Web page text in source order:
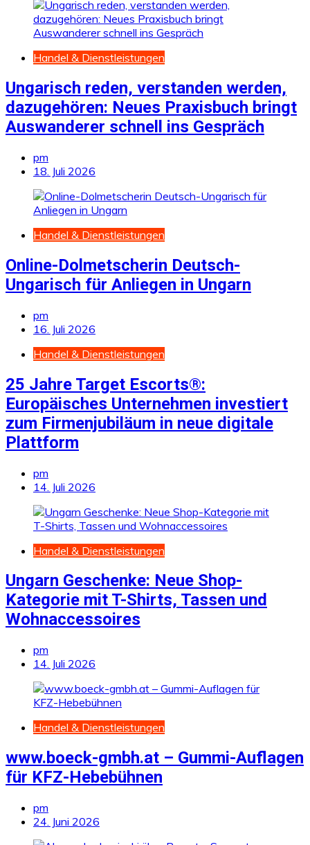
Handel & Dienstleistungen
Ungarisch reden, verstanden werden,
dazugehören: Neues Praxisbuch bringt
Auswanderer schnell ins Gespräch
pm
18. Juli 2026
Handel & Dienstleistungen
Online-Dolmetscherin Deutsch-
Ungarisch für Anliegen in Ungarn
pm
16. Juli 2026
Handel & Dienstleistungen
25 Jahre Target Escorts®:
Europäisches Unternehmen investiert
zum Firmenjubiläum in neue digitale
Plattform
pm
14. Juli 2026
Handel & Dienstleistungen
Ungarn Geschenke: Neue Shop-
Kategorie mit T-Shirts, Tassen und
Wohnaccessoires
pm
14. Juli 2026
Handel & Dienstleistungen
www.boeck-gmbh.at – Gummi-Auflagen
für KFZ-Hebebühnen
pm
24. Juni 2026